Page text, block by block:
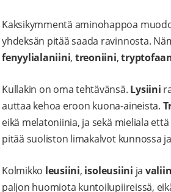
Kaksikymmentä aminohappoa
yhdeksän pitää saada ravinnosta.
fenyylialaniini, treoniini,
Kullakin on oma tehtävänsä. Lysiini
auttaa kehoa eroon kuona-aineista.
eikä melatoniinia, ja sekä mieliala
pitää suoliston limakalvot kunnossa ja
Kolmikko leusiini, isoleusiini ja
paljon huomiota kuntoilupiireissä,